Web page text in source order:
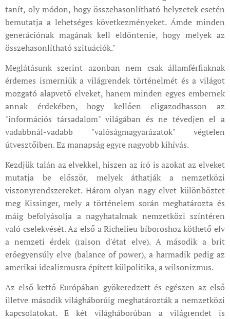
tanít, oly módon, hogy összehasonlítható helyzetek esetén
bemutatja a lehetséges következményeket. Ámde minden
generációnak magának kell eldöntenie, hogy melyek az
összehasonlítható szituációk."
Meglátásunk szerint azonban nem csak államférfiaknak
érdemes ismerniük a világrendek történelmét és a világot
mozgató alapvető elveket, hanem minden egyes embernek
annak érdekében, hogy kellően eligazodhasson az
"információs társadalom" világában és ne tévedjen el a
vadabbnál-vadabb "valóságmagyarázatok" végtelen
útvesztőiben. Ez manapság egyre nagyobb kihívás.
Kezdjük talán az elvekkel, hiszen az író is azokat az elveket
mutatja be először, melyek áthatják a nemzetközi
viszonyrendszereket. Három olyan nagy elvet különböztet
meg Kissinger, mely a történelem során meghatározta és
máig befolyásolja a nagyhatalmak nemzetközi színtéren
való cselekvését. Az első a Richelieu bíboroshoz köthető elv
a nemzeti érdek (raison d'état elve). A második a brit
erőegyensúly elve (balance of power), a harmadik pedig az
amerikai idealizmusra épített külpolitika, a wilsonizmus.
Az első kettő Európában gyökeredzett és egészen az első
illetve második világháborúig meghatározták a nemzetközi
kapcsolatokat. E két világháborúban a világrendet is